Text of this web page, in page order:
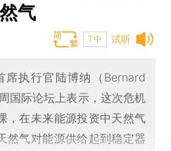
气
试听
T中
席执行官陆博纳（Bernard
国际论坛上表示，这次危机
，在未来能源投资中天然气
然气对能源供给起到稳定器